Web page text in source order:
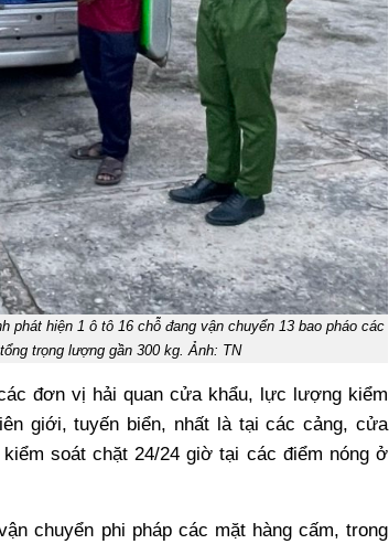
phát hiện 1 ô tô 16 chỗ đang vận chuyển 13 bao pháo các
trọng lượng gần 300 kg. Ảnh: TN
đơn vị hải quan cửa khẩu, lực lượng kiểm
giới, tuyến biển, nhất là tại các cảng, cửa
soát chặt 24/24 giờ tại các điểm nóng ở
chuyển phi pháp các mặt hàng cấm, trong